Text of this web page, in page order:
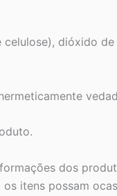
celulose), dióxido de
dos
itens possam